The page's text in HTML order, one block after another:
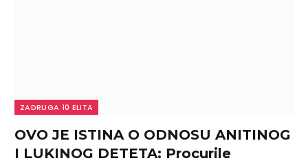
ZADRUGA 10 ELITA
OVO JE ISTINA O ODNOSU ANITINOG
I LUKINOG DETETA: Procurile